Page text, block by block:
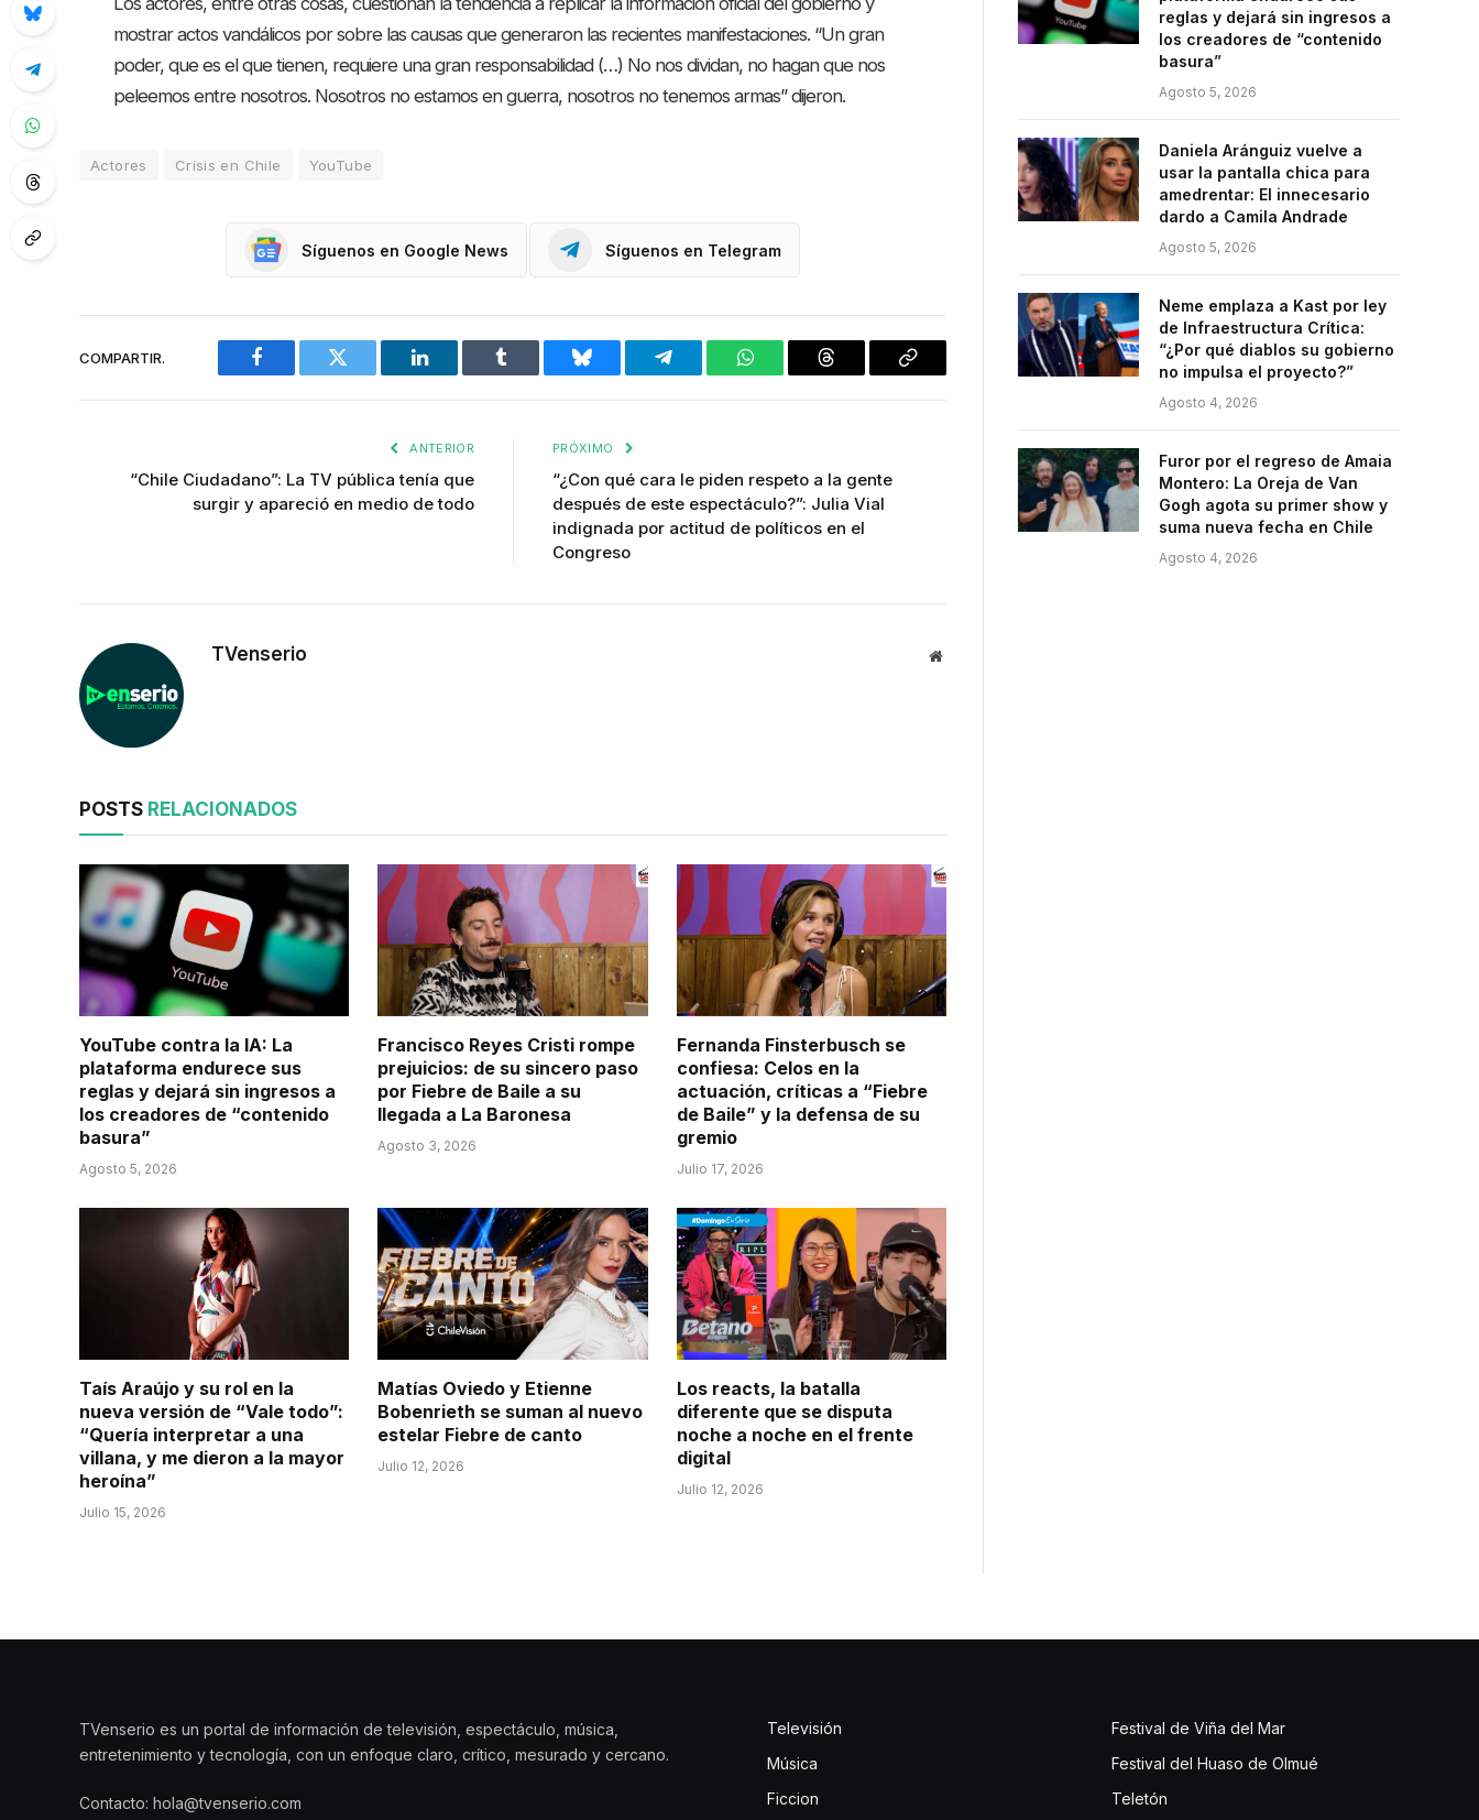
mostrar actos vandálicos por sobre las causas que generaron las recientes manifestaciones. “Un gran
poder, que es el que tienen, requiere una gran responsabilidad (…) No nos dividan, no hagan que nos
peleemos entre nosotros. Nosotros no estamos en guerra, nosotros no tenemos armas” dijeron.
Actores Crisis en Chile YouTube
Síguenos en Google News Síguenos en Telegram
COMPARTIR.
Facebook Twitter LinkedIn Tumblr Bluesky Telegram WhatsAppThreads
Copiar
ANTERIOR
“Chile Ciudadano”: La TV pública tenía que
surgir y apareció en medio de todo
PRÓXIMO
“¿Con qué cara le piden respeto a la gente
después de este espectáculo?”: Julia Vial
indignada por actitud de políticos en el
Congreso
TVenserio Website
POSTS RELACIONADOS
YouTube contra la IA: La
plataforma endurece sus
reglas y dejará sin ingresos a
los creadores de “contenido
basura”
Agosto 5, 2026
Francisco Reyes Cristi rompe
prejuicios: de su sincero paso
por Fiebre de Baile a su
llegada a La Baronesa
Agosto 3, 2026
Fernanda Finsterbusch se
confiesa: Celos en la
actuación, críticas a “Fiebre
de Baile” y la defensa de su
gremio
Julio 17, 2026
Taís Araújo y su rol en la
nueva versión de “Vale todo”:
“Quería interpretar a una
villana, y me dieron a la mayor
heroína”
Julio 15, 2026
Matías Oviedo y Etienne
Bobenrieth se suman al nuevo
estelar Fiebre de canto
Julio 12, 2026
Los reacts, la batalla
diferente que se disputa
noche a noche en el frente
digital
Julio 12, 2026
reglas y dejará sin ingresos a
los creadores de “contenido
basura”
Agosto 5, 2026
Daniela Aránguiz vuelve a
usar la pantalla chica para
amedrentar: El innecesario
dardo a Camila Andrade
Agosto 5, 2026
Neme emplaza a Kast por ley
de Infraestructura Crítica:
“¿Por qué diablos su gobierno
no impulsa el proyecto?”
Agosto 4, 2026
Furor por el regreso de Amaia
Montero: La Oreja de Van
Gogh agota su primer show y
suma nueva fecha en Chile
Agosto 4, 2026
TVenserio es un portal de información de televisión, espectáculo, música,
entretenimiento y tecnología, con un enfoque claro, crítico, mesurado y cercano.
Contacto: hola@tvenserio.com
Televisión
Música
Ficcion
Festival de Viña del Mar
Festival del Huaso de Olmué
Teletón